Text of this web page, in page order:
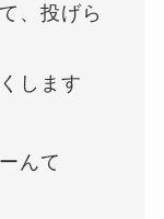
、投げら
します
んて